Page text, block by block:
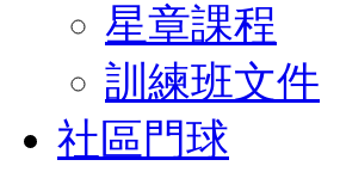
星章課程
訓練班文件
社區門球